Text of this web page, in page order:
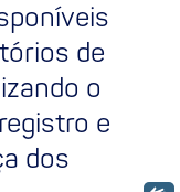
de
o
e
dos